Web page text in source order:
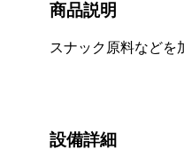
商品説明
スナック原料など
設備詳細